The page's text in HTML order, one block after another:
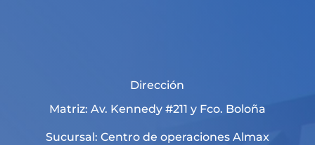
Dirección
Matriz: Av. Kennedy #211 y Fco. Boloña
Sucursal: Centro de operaciones Almax